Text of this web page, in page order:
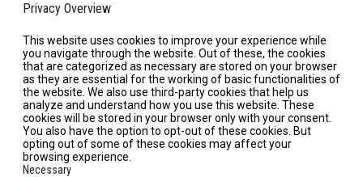
Privacy Overview
This website uses cookies to improve your experience while
you navigate through the website. Out of these, the cookies
that are categorized as necessary are stored on your browser
as they are essential for the working of basic functionalities of
the website. We also use third-party cookies that help us
analyze and understand how you use this website. These
cookies will be stored in your browser only with your consent.
You also have the option to opt-out of these cookies. But
opting out of some of these cookies may affect your
browsing experience.
Necessary